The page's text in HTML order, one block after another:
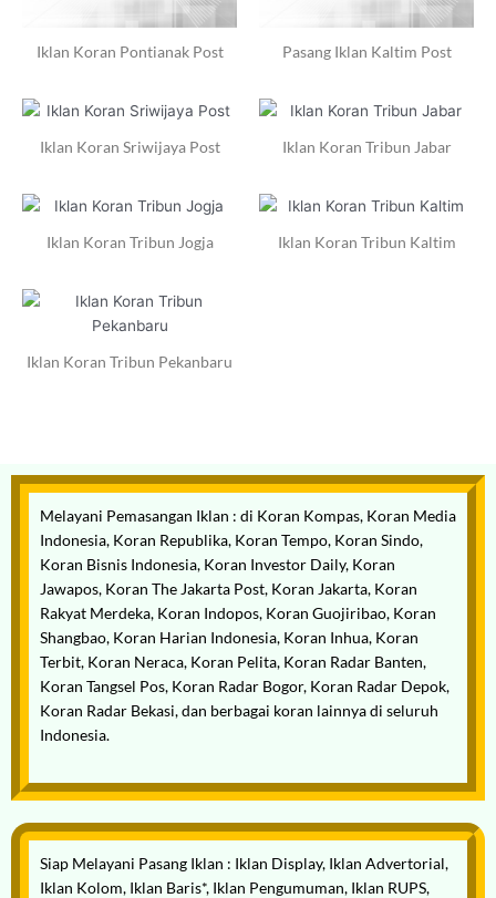
Iklan Koran Pontianak Post Pasang Iklan Kaltim Post
Iklan Koran Sriwijaya Post Iklan Koran Tribun Jabar
Iklan Koran Tribun Jogja Iklan Koran Tribun Kaltim
Iklan Koran Tribun Pekanbaru
Melayani Pemasangan Iklan : di Koran Kompas, Koran Media
Indonesia, Koran Republika, Koran Tempo, Koran Sindo,
Koran Bisnis Indonesia, Koran Investor Daily, Koran
Jawapos, Koran The Jakarta Post, Koran Jakarta, Koran
Rakyat Merdeka, Koran Indopos, Koran Guojiribao, Koran
Shangbao, Koran Harian Indonesia, Koran Inhua, Koran
Terbit, Koran Neraca, Koran Pelita, Koran Radar Banten,
Koran Tangsel Pos, Koran Radar Bogor, Koran Radar Depok,
Koran Radar Bekasi, dan berbagai koran lainnya di seluruh
Indonesia.
Siap Melayani Pasang Iklan : Iklan Display, Iklan Advertorial,
Iklan Kolom, Iklan Baris*, Iklan Pengumuman, Iklan RUPS,